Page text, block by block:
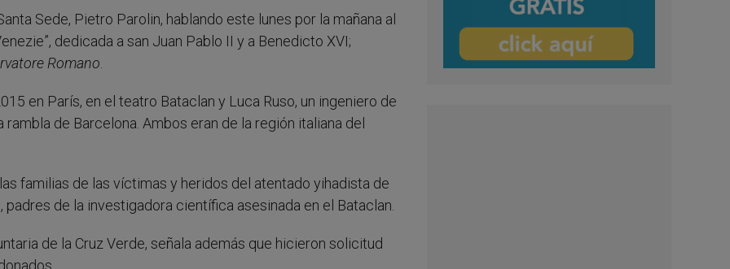
Sede, Pietro Parolin, hablando este lunes por la mañana al
dedicada a san Juan Pablo II y a Benedicto XVI;
Romano
en París, en el teatro Bataclan y Luca Ruso, un ingeniero de
de Barcelona. Ambos eran de la región italiana del
familias de las víctimas y heridos del atentado yihadista de
de la investigadora científica asesinada en el Bataclan.
de la Cruz Verde, señala además que hicieron solicitud